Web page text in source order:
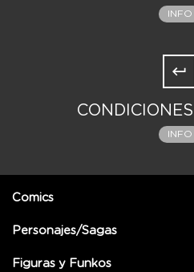
INFO
INFO
Comics
Personajes/Sagas
Figuras y Funkos